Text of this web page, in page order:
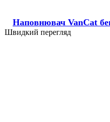
Наповнювач VanCat
Швидкий перегляд